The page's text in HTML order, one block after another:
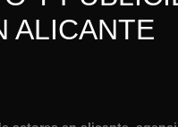
ALICANTE